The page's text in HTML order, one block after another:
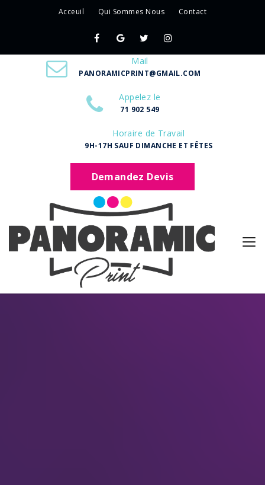
Acceuil Qui Sommes Nous Contact
Mail
PANORAMICPRINT@GMAIL.COM
Appelez le
71 902 549
Horaire de Travail
9H-17H SAUF DIMANCHE ET FÊTES
Demandez Devis